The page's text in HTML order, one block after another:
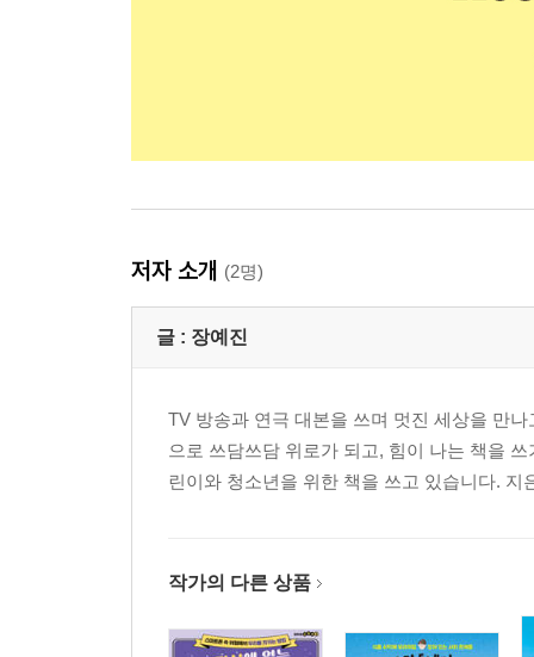
저자 소개 (2명)
글 : 장예진
TV 방송과 연극 대본을 쓰며 멋진 세상을 만
으로 쓰담쓰담 위로가 되고, 힘이 나는 책을
린이와 청소년을 위한 책을 쓰고 있습니다.
작가의 다른 상품